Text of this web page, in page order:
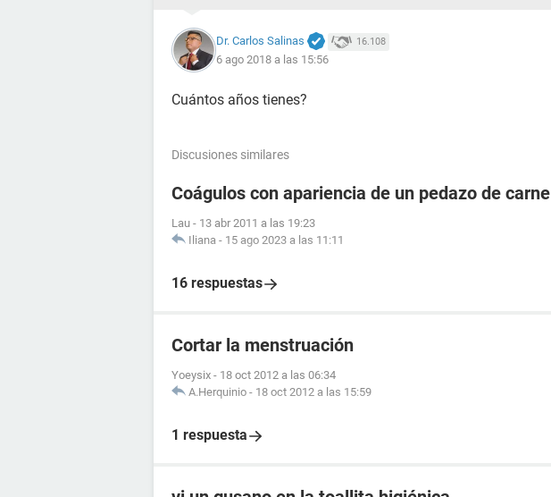
Dr. Carlos Salinas 16.108
6 ago 2018 a las 15:56
Cuántos años tienes?
Discusiones similares
Coágulos con apariencia de un pedazo de carne
Lau - 13 abr 2011 a las 19:23
Iliana - 15 ago 2023 a las 11:11
16 respuestas
Cortar la menstruación
Yoeysix - 18 oct 2012 a las 06:34
A.Herquinio - 18 oct 2012 a las 15:59
1 respuesta